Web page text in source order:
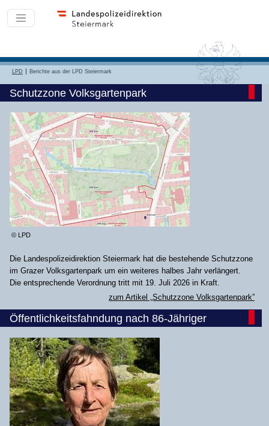
LPD Berichte aus der LPD Steiermark
Schutzzone Volksgartenpark
© LPD
Die Landespolizeidirektion Steiermark hat die bestehende Schutzzone
im Grazer Volksgartenpark um ein weiteres halbes Jahr verlängert.
Die entsprechende Verordnung tritt mit 19. Juli 2026 in Kraft.
zum Artikel „Schutzzone Volksgartenpark”
Öffentlichkeitsfahndung nach 86-Jähriger